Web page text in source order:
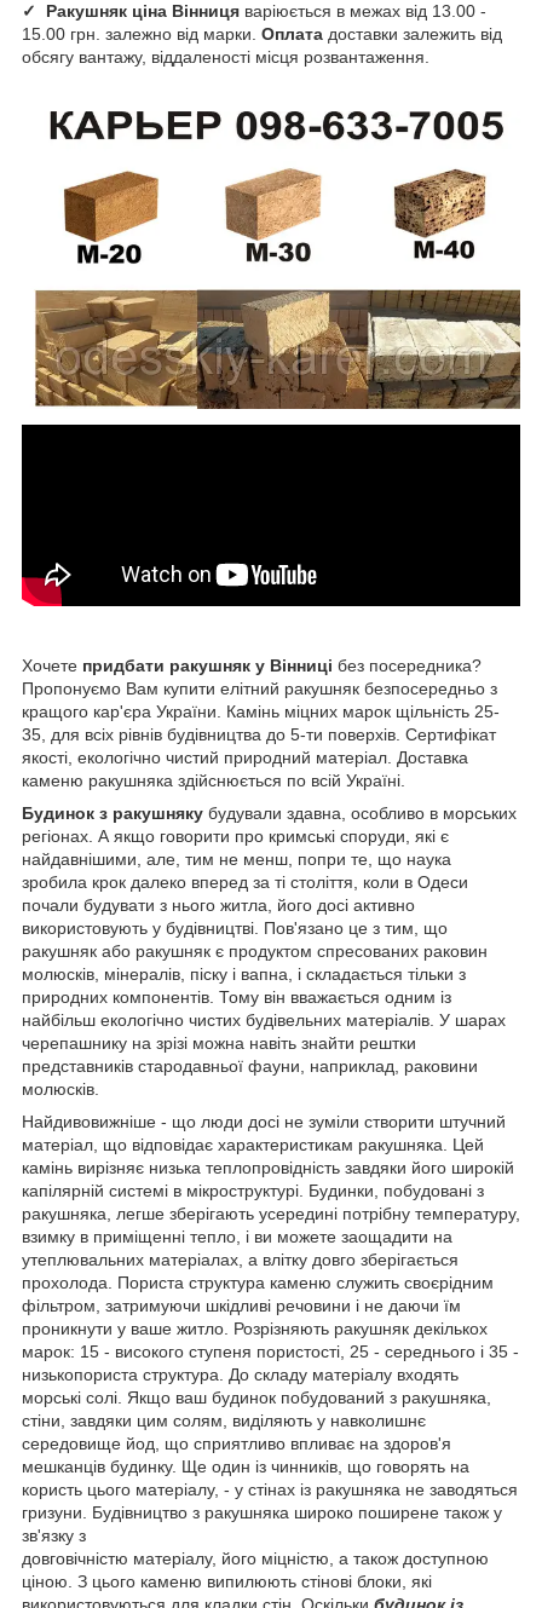
✓
Ракушняк ціна Вінниця варіюється в межах від 13.00 -
15.00 грн. залежно від марки. Оплата доставки залежить від
обсягу вантажу, віддаленості місця розвантаження.
Хочете придбати ракушняк у Вінниці без посередника?
Пропонуємо Вам купити елітний ракушняк безпосередньо з
кращого кар'єра України. Камінь міцних марок щільність 25-
35, для всіх рівнів будівництва до 5-ти поверхів. Сертифікат
якості, екологічно чистий природний матеріал. Доставка
каменю ракушняка здійснюється по всій Україні.
Будинок з ракушняку будували здавна, особливо в морських
регіонах. А якщо говорити про кримські споруди, які є
найдавнішими, але, тим не менш, попри те, що наука
зробила крок далеко вперед за ті століття, коли в Одеси
почали будувати з нього житла, його досі активно
використовують у будівництві. Пов'язано це з тим, що
ракушняк або ракушняк є продуктом спресованих раковин
молюсків, мінералів, піску і вапна, і складається тільки з
природних компонентів. Тому він вважається одним із
найбільш екологічно чистих будівельних матеріалів. У шарах
черепашнику на зрізі можна навіть знайти рештки
представників стародавньої фауни, наприклад, раковини
молюсків.
Найдивовижніше - що люди досі не зуміли створити штучний
матеріал, що відповідає характеристикам ракушняка. Цей
камінь вирізняє низька теплопровідність завдяки його широкій
капілярній системі в мікроструктурі. Будинки, побудовані з
ракушняка, легше зберігають усередині потрібну температуру,
взимку в приміщенні тепло, і ви можете заощадити на
утеплювальних матеріалах, а влітку довго зберігається
прохолода. Пориста структура каменю служить своєрідним
фільтром, затримуючи шкідливі речовини і не даючи їм
проникнути у ваше житло. Розрізняють ракушняк декількох
марок: 15 - високого ступеня пористості, 25 - середнього і 35 -
низькопориста структура. До складу матеріалу входять
морські солі. Якщо ваш будинок побудований з ракушняка,
стіни, завдяки цим солям, виділяють у навколишнє
середовище йод, що сприятливо впливає на здоров'я
мешканців будинку. Ще один із чинників, що говорять на
користь цього матеріалу, - у стінах із ракушняка не заводяться
гризуни. Будівництво з ракушняка широко поширене також у
зв'язку з
довговічністю матеріалу, його міцністю, а також доступною
ціною. З цього каменю випилюють стінові блоки, які